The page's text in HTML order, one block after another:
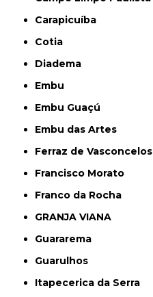
Carapicuíba
Cotia
Diadema
Embu
Embu Guaçú
Embu das Artes
Ferraz de Vasconcelos
Francisco Morato
Franco da Rocha
GRANJA VIANA
Guararema
Guarulhos
Itapecerica da Serra